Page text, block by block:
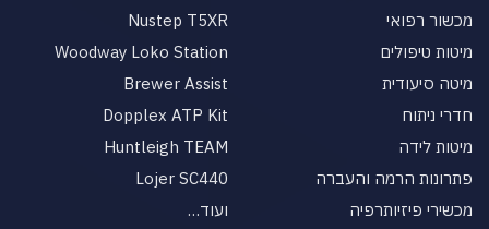
מכשור רפואי
מיטות טיפולים
מיטה סיעודית
חדרי ניתוח
מיטות לידה
פתרונות הרמה והעברה
מכשירי פיזיותרפיה
Nustep T5XR
Woodway Loko Station
Brewer Assist
Dopplex ATP Kit
Huntleigh TEAM
Lojer SC440
ועוד…